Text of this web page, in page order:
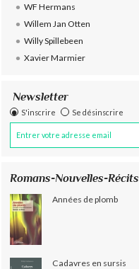
WF Hermans
Willem Jan Otten
Willy Spillebeen
Xavier Marmier
Newsletter
S'inscrire Se désinscrire
Romans-Nouvelles-Récits
Années de plomb
Cadavres en sursis